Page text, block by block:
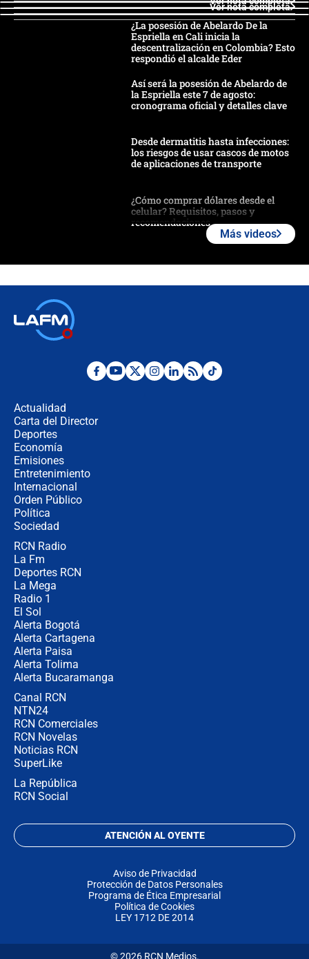
Ver nota completa
¿La posesión de Abelardo De la
Espriella en Cali inicia la
descentralización en Colombia? Esto
respondió el alcalde Eder
Así será la posesión de Abelardo de
la Espriella este 7 de agosto:
cronograma oficial y detalles clave
Desde dermatitis hasta infecciones:
los riesgos de usar cascos de motos
de aplicaciones de transporte
¿Cómo comprar dólares desde el
celular? Requisitos, pasos y
recomendaciones
jueves 6 de agosto de 2026
Álvaro Uribe asistirá a la posesión y
Más videos
Actualidad
Carta del Director
Deportes
Economía
Emisiones
Entretenimiento
Internacional
Orden Público
Política
Sociedad
RCN Radio
La Fm
Deportes RCN
La Mega
Radio 1
El Sol
Alerta Bogotá
Alerta Cartagena
Alerta Paisa
Alerta Tolima
Alerta Bucaramanga
Canal RCN
NTN24
RCN Comerciales
RCN Novelas
Noticias RCN
SuperLike
La República
RCN Social
ATENCIÓN AL OYENTE
Aviso de Privacidad
Protección de Datos Personales
Programa de Ética Empresarial
Política de Cookies
LEY 1712 DE 2014
© 2026 RCN Medios.